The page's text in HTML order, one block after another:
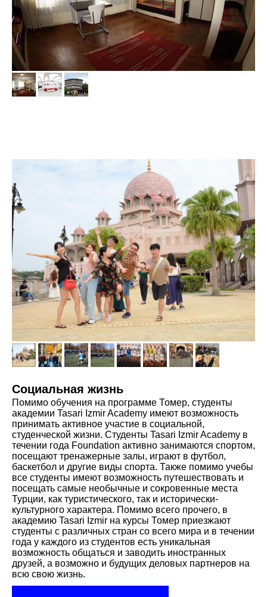
Социальная жизнь
Помимо обучения на программе Томер, студенты
академии Tasari Izmir Academy имеют возможность
принимать активное участие в социальной,
студенческой жизни. Студенты Tasari Izmir Academy в
течении года Foundation активно занимаются спортом,
посещают тренажерные залы, играют в футбол,
баскетбол и другие виды спорта. Также помимо учебы
все студенты имеют возможность путешествовать и
посещать самые необычные и сокровенные места
Турции, как туристического, так и исторически-
культурного характера. Помимо всего прочего, в
академию Tasari Izmir на курсы Томер приезжают
студенты с различных стран со всего мира и в течении
года у каждого из студентов есть уникальная
возможность общаться и заводить иностранных
друзей, а возможно и будущих деловых партнеров на
всю свою жизнь.